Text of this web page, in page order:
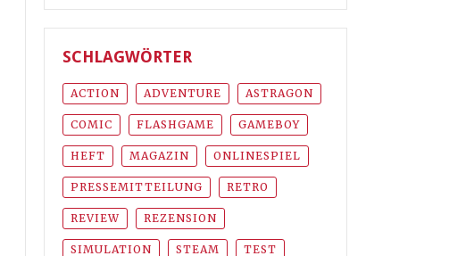
SCHLAGWÖRTER
ACTION ADVENTURE ASTRAGON
COMIC FLASHGAME GAMEBOY
HEFT MAGAZIN ONLINESPIEL
PRESSEMITTEILUNG RETRO
REVIEW REZENSION
SIMULATION STEAM TEST